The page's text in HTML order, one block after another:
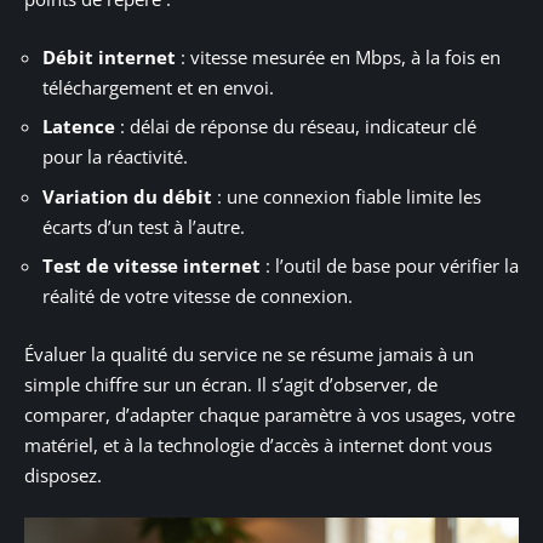
Débit internet : vitesse mesurée en Mbps, à la fois en
téléchargement et en envoi.
Latence : délai de réponse du réseau, indicateur clé
pour la réactivité.
Variation du débit : une connexion fiable limite les
écarts d’un test à l’autre.
Test de vitesse internet : l’outil de base pour vérifier la
réalité de votre vitesse de connexion.
Évaluer la qualité du service ne se résume jamais à un
simple chiffre sur un écran. Il s’agit d’observer, de
comparer, d’adapter chaque paramètre à vos usages, votre
matériel, et à la technologie d’accès à internet dont vous
disposez.